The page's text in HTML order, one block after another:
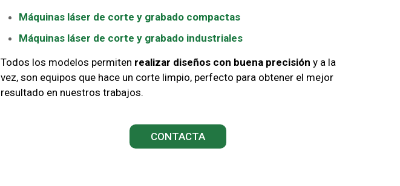
Máquinas láser de corte y grabado compactas
Máquinas láser de corte y grabado industriales
Todos los modelos permiten realizar diseños con buena precisión y a la
vez, son equipos que hace un corte limpio, perfecto para obtener el mejor
resultado en nuestros trabajos.
CONTACTA